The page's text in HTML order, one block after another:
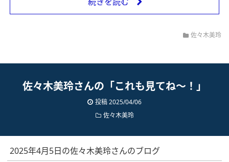
佐々木美玲
佐々木美玲さんの「これも見てね〜！」
投稿 2025/04/06
佐々木美玲
2025年4月5日の佐々木美玲さんのブログ